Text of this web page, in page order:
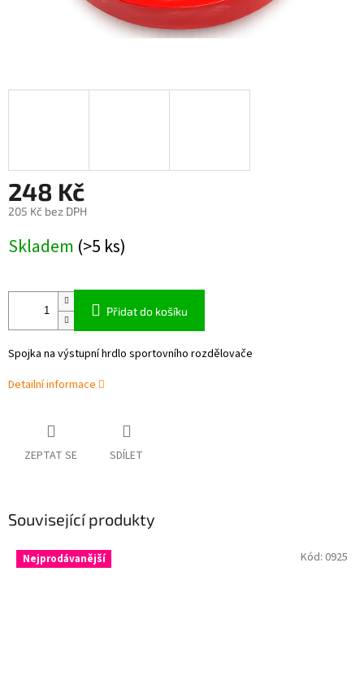
248 Kč
205 Kč bez DPH
cena:
Skladem (>5 ks)
Přidat do košíku
Spojka na výstupní hrdlo sportovního rozdělovače
Detailní informace
ZEPTAT SE SDÍLET
Související produkty
Nejprodávanější Kód: 0925